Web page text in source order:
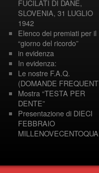
FUCILATI DI DANE,
SLOVENIA, 31 LUGLIO
1942
Elenco dei premiati per il
“giorno del ricordo”
in evidenza
In evidenza:
Le nostre F.A.Q.
(DOMANDE
Mostra “TESTA PER
DENTE”
Presentazione di DIECI
FEBBRAIO